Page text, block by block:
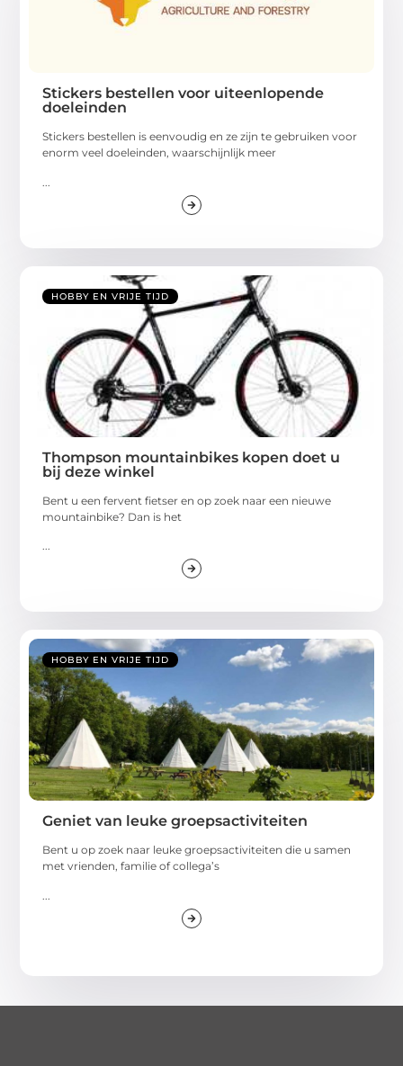
Stickers bestellen voor uiteenlopende
doeleinden
Stickers bestellen is eenvoudig en ze zijn te gebruiken voor
enorm veel doeleinden, waarschijnlijk meer
HOBBY EN VRIJE TIJD
Thompson mountainbikes kopen doet u
bij deze winkel
Bent u een fervent fietser en op zoek naar een nieuwe
mountainbike? Dan is het
...
HOBBY EN VRIJE TIJD
Geniet van leuke groepsactiviteiten
Bent u op zoek naar leuke groepsactiviteiten die u samen
met vrienden, familie of collega’s